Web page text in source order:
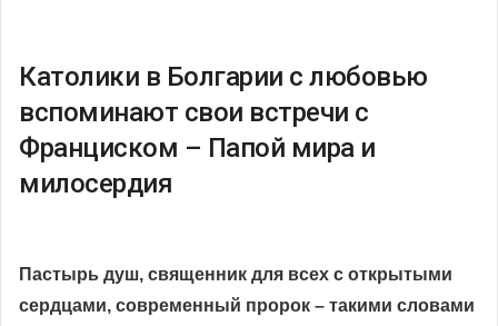
Католики в Болгарии с любовью
вспоминают свои встречи с
Франциском – Папой мира и
милосердия
Пастырь душ, священник для всех с открытыми
сердцами, современный пророк – такими словами